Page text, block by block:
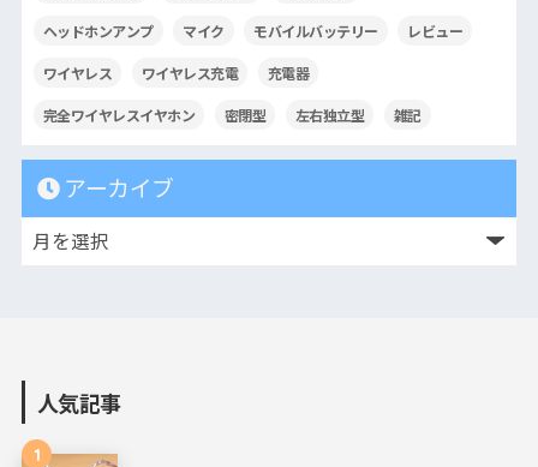
ヘッドホンアンプ マイク モバイルバッテリー レビュー
ワイヤレス ワイヤレス充電 充電器
完全ワイヤレスイヤホン 密閉型 左右独立型 雑記
アーカイブ
人気記事
1